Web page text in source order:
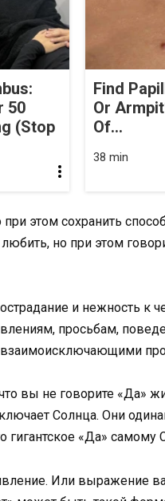
50
(Stop
Find
Or
Of...
38 min
этом сохранить
но при этом
и нежность к
просьбам,
взаимоисключающими
вы не говорите «Да»
Солнца. Они
гигантское «Да»
Или выражение